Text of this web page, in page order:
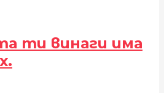
ти винаги има